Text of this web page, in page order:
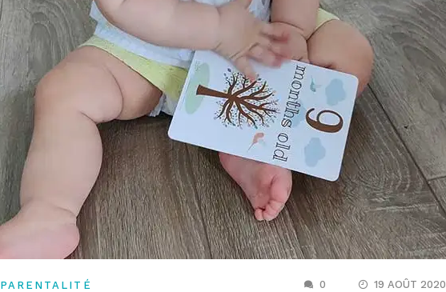
PARENTALITÉ 0 19 AOÛT 2020